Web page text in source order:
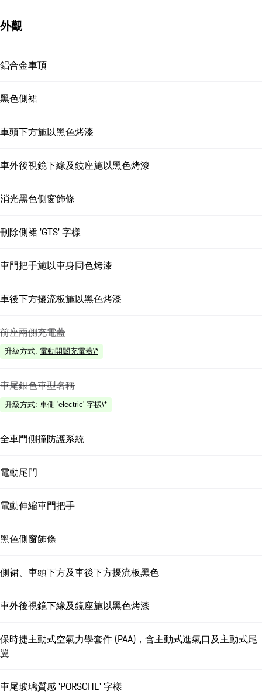
外觀
鋁合金車頂
黑色側裙
車頭下方施以黑色烤漆
車外後視鏡下緣及鏡座施以黑色烤漆
消光黑色側窗飾條
刪除側裙 'GTS' 字樣
車門把手施以車身同色烤漆
車後下方擾流板施以黑色烤漆
前座兩側充電蓋
升級方式: 電動開闔充電蓋\*
車尾銀色車型名稱
升級方式: 車側 'electric' 字樣\*
全車門側撞防護系統
電動尾門
電動伸縮車門把手
黑色側窗飾條
側裙、車頭下方及車後下方擾流板黑色
車外後視鏡下緣及鏡座施以黑色烤漆
保時捷主動式空氣力學套件 (PAA)，含主動式進氣口及主動式尾
翼
車尾玻璃質感 'PORSCHE' 字樣